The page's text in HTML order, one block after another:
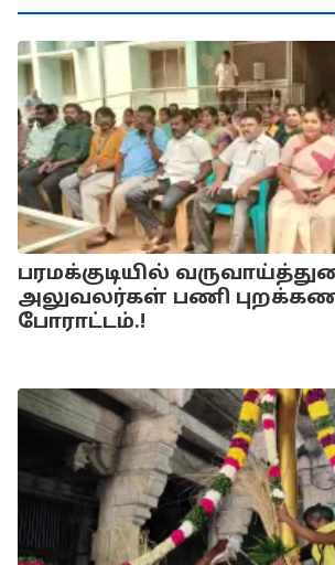
பரமக்குடியில்
அலுவலர்கள் பணி
போராட்டம்.!